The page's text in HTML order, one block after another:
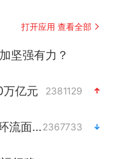
打开应用 查看全部
坚强有力？
亿元 2381129
台风“白海豚”体型变大！环流面积接近13个浙江那么大2367733